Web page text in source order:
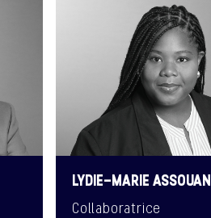
LYDIE-MARIE ASSOUAN
Collaboratrice